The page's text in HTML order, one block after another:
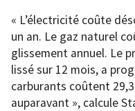
« L’électricité coûte
un an. Le gaz naturel
glissement annuel. Le
lissé sur 12 mois, a
carburants coûtent
auparavant », calcule